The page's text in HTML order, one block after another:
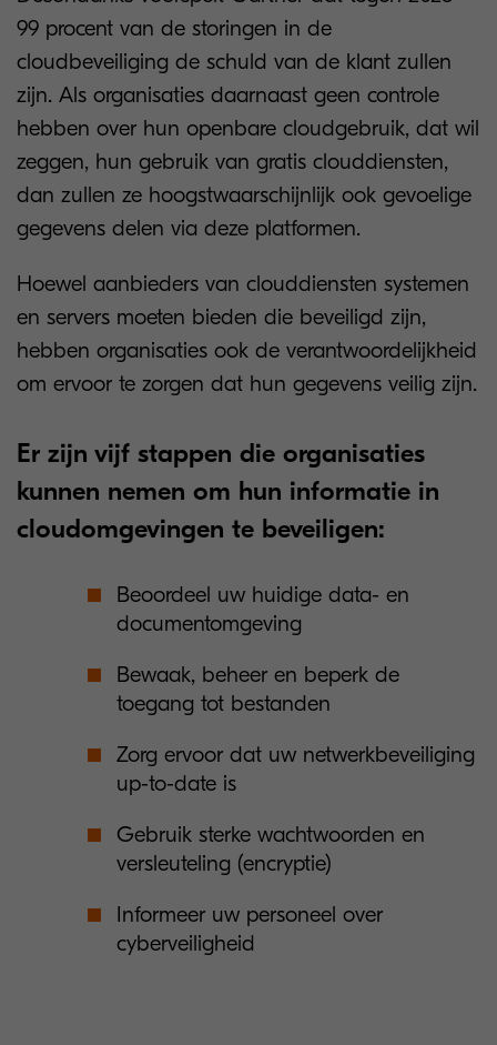
99 procent van de storingen in de
cloudbeveiliging de schuld van de klant zullen
zijn. Als organisaties daarnaast geen controle
hebben over hun openbare cloudgebruik, dat wil
zeggen, hun gebruik van gratis clouddiensten,
dan zullen ze hoogstwaarschijnlijk ook gevoelige
gegevens delen via deze platformen.
Hoewel aanbieders van clouddiensten systemen
en servers moeten bieden die beveiligd zijn,
hebben organisaties ook de verantwoordelijkheid
om ervoor te zorgen dat hun gegevens veilig zijn.
Er zijn vijf stappen die organisaties
kunnen nemen om hun informatie in
cloudomgevingen te beveiligen:
Beoordeel uw huidige data- en
documentomgeving
Bewaak, beheer en beperk de
toegang tot bestanden
Zorg ervoor dat uw netwerkbeveiliging
up-to-date is
Gebruik sterke wachtwoorden en
versleuteling (encryptie)
Informeer uw personeel over
cyberveiligheid